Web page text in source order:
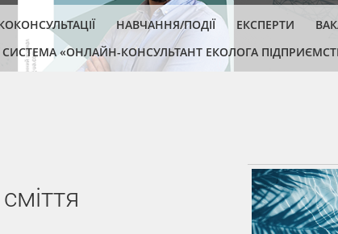
НАВЧАННЯ/ПОДІЇ ЕКСПЕРТИ
СИСТЕМА «ОНЛАЙН-КОНСУЛЬТАНТ ЕКОЛОГА